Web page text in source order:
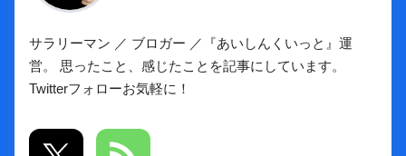
サラリーマン ／ ブロガー ／『あいしんくいっと』運
営。 思ったこと、感じたことを記事にしています。
Twitterフォローお気軽に！